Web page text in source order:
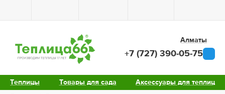
Теплицы Товары для сада Аксессуары для теплиц
Алматы
+7 (727) 390-05-75